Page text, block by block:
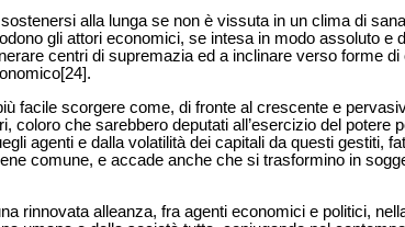
alla lunga se non è vissuta in un clima di
gli attori economici, se intesa in modo assoluto e
centri di supremazia ed a inclinare verso forme
facile scorgere come, di fronte al crescente e
coloro che sarebbero deputati all’esercizio del potere
agenti e dalla volatilità dei capitali da questi gestiti,
comune, e accade anche che si trasformino in
rinnovata alleanza, fra agenti economici e politici,